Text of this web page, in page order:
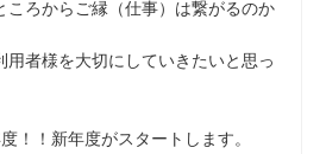
ころからご縁（仕事）は繋がるのか
用者様を大切にしていきたいと思っ
！！新年度がスタートします。